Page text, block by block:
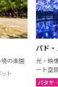
の楽園
ト
パド
光・映
ート空
パタヤ